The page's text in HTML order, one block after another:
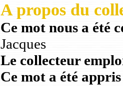
A propos du
Ce mot nous a été
Jacques
Le collecteur
Ce mot a été